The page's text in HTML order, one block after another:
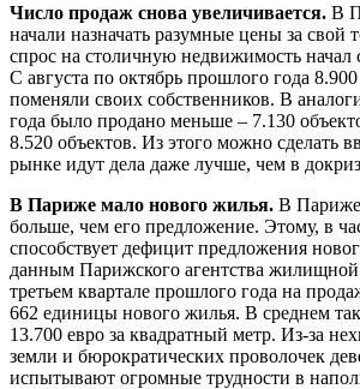
Число продаж снова увеличивается. В
начали назначать разумные цены за свой
спрос на столичную недвижимость начал
С августа по октябрь прошлого года
поменяли своих собственников. В
года было продано меньше – 7.130
8.520 объектов. Из этого можно сделать
рынке идут дела даже лучше, чем в
В Париже мало нового жилья. В Париже
больше, чем его предложение. Этому, в
способствует дефицит предложения
данным Парижского агентства
третьем квартале прошлого года на
662 единицы нового жилья. В среднем
13.700 евро за квадратный метр. Из-за
земли и бюрократических проволочек
испытывают огромные трудности в